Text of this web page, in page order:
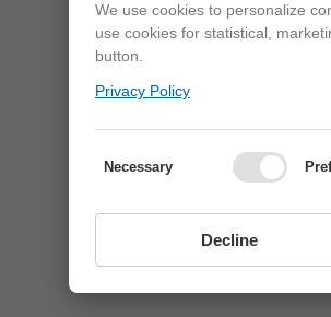
We use cookies to personalize
use cookies for statistical,
button.
Privacy Policy
Necessary
Decline